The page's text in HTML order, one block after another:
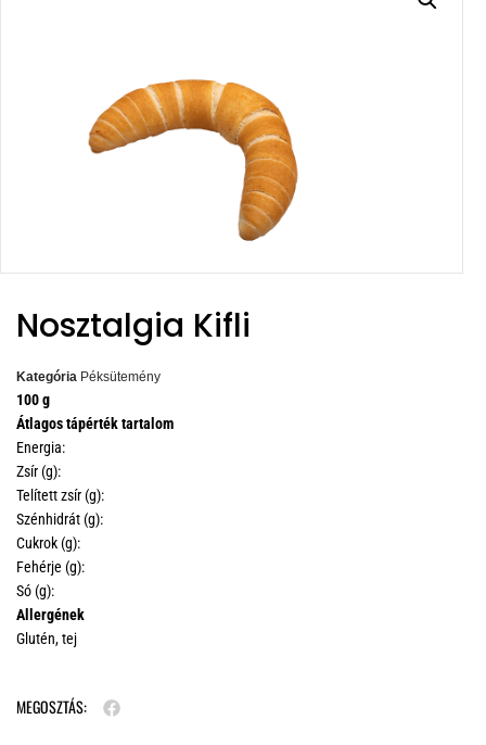
Nosztalgia Kifli
Kategória Péksütemény
100 g
Átlagos tápérték tartalom
Energia:
Zsír (g):
Telített zsír (g):
Szénhidrát (g):
Cukrok (g):
Fehérje (g):
Só (g):
Allergének
Glutén, tej
MEGOSZTÁS: